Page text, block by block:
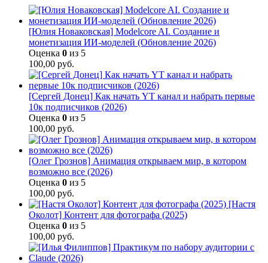
[Юлия Новаковская] Modelcore AI. Создание и
монетизация ИИ-моделей (Обновление 2026)
Оценка 0 из 5
100,00 руб.
[Сергей Донец] Как начать YT канал и набрать первые
10к подписчиков (2026)
Оценка 0 из 5
100,00 руб.
[Олег Грознов] Анимация открываем мир, в котором
возможно все (2026)
Оценка 0 из 5
100,00 руб.
[Настя
Околот] Контент для фотографа (2025)
Оценка 0 из 5
100,00 руб.